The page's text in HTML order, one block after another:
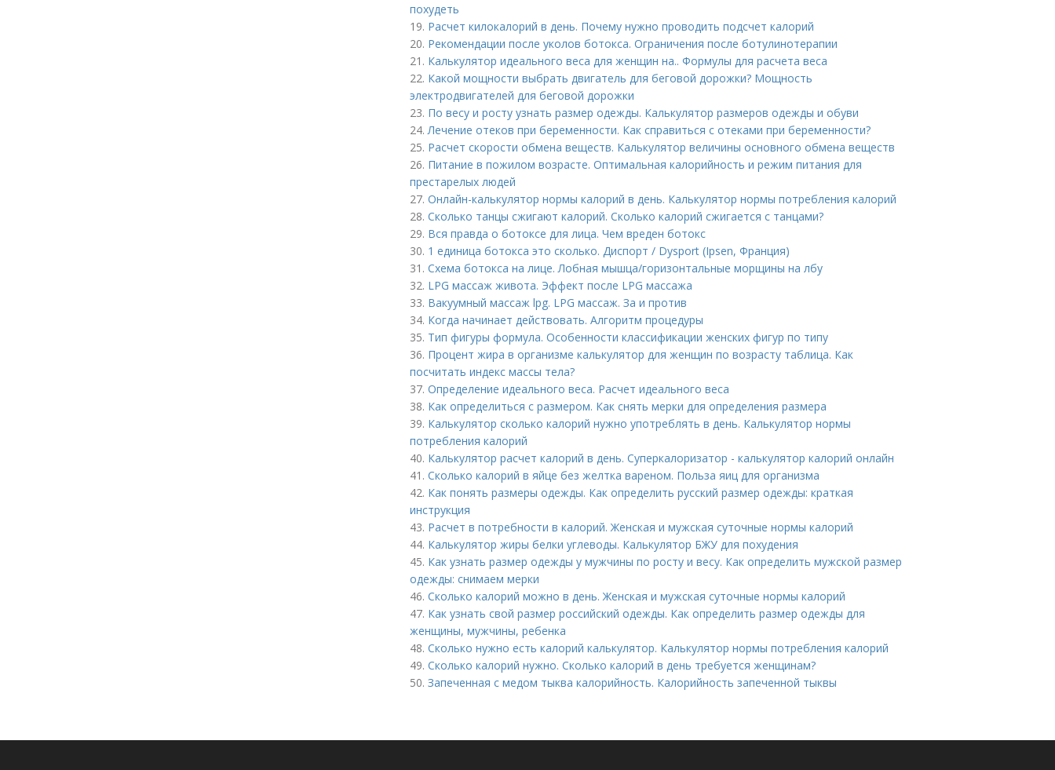
похудеть
19. Расчет килокалорий в день. Почему нужно проводить подсчет калорий
20. Рекомендации после уколов ботокса. Ограничения после ботулинотерапии
21. Калькулятор идеального веса для женщин на.. Формулы для расчета веса
22. Какой мощности выбрать двигатель для беговой дорожки? Мощность
электродвигателей для беговой дорожки
23. По весу и росту узнать размер одежды. Калькулятор размеров одежды и обуви
24.Лечение отеков при беременности. Как справиться с отеками при беременности?
25. Расчет скорости обмена веществ. Калькулятор величины основного обмена веществ
26. Питание в пожилом возрасте. Оптимальная калорийность и режим питания для
престарелых людей
27. Онлайн-калькулятор нормы калорий в день. Калькулятор нормы потребления калорий
28. Сколько танцы сжигают калорий. Сколько калорий сжигается с танцами?
29. Вся правда о ботоксе для лица. Чем вреден ботокс
30. 1 единица ботокса это сколько. Диспорт / Dysport (Ipsen, Франция)
31. Схема ботокса на лице. Лобная мышца/горизонтальные морщины на лбу
32. LPG массаж живота. Эффект после LPG массажа
33. Вакуумный массаж lpg. LPG массаж. За и против
34. Когда начинает действовать. Алгоритм процедуры
35. Тип фигуры формула. Особенности классификации женских фигур по типу
36. Процент жира в организме калькулятор для женщин по возрасту таблица. Как
посчитать индекс массы тела?
37. Определение идеального веса. Расчет идеального веса
38. Как определиться с размером. Как снять мерки для определения размера
39. Калькулятор сколько калорий нужно употреблять в день. Калькулятор нормы
потребления калорий
40. Калькулятор расчет калорий в день. Суперкалоризатор - калькулятор калорий онлайн
41. Сколько калорий в яйце без желтка вареном. Польза яиц для организма
42. Как понять размеры одежды. Как определить русский размер одежды: краткая
инструкция
43. Расчет в потребности в калорий. Женская и мужская суточные нормы калорий
44. Калькулятор жиры белки углеводы. Калькулятор БЖУ для похудения
45. Как узнать размер одежды у мужчины по росту и весу. Как определить мужской размер
одежды: снимаем мерки
46. Сколько калорий можно в день. Женская и мужская суточные нормы калорий
47. Как узнать свой размер российский одежды. Как определить размер одежды для
женщины, мужчины, ребенка
48. Сколько нужно есть калорий калькулятор. Калькулятор нормы потребления калорий
49. Сколько калорий нужно. Сколько калорий в день требуется женщинам?
50. Запеченная с медом тыква калорийность. Калорийность запеченной тыквы